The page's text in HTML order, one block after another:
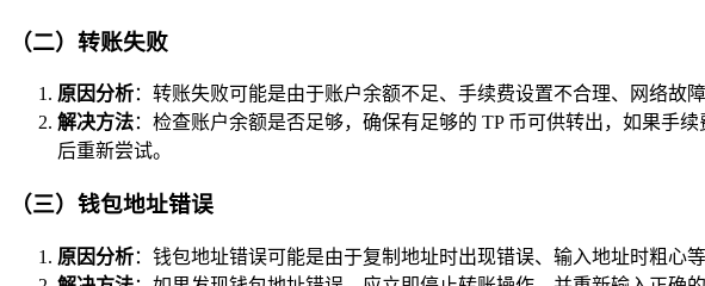
（二）转账失败
原因分析：转账失败可能是由于账户余额不足、手续费设置不合理、网络故障
解决方法：检查账户余额是否足够，确保有足够的 TP 币可供转出，如果手
后重新尝试。
（三）钱包地址错误
原因分析：钱包地址错误可能是由于复制地址时出现错误、输入地址时粗心等